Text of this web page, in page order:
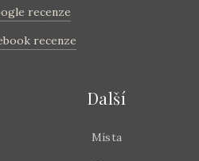
recenze
recenze
Další
Místa